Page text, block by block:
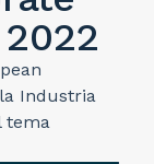
Industria
tema